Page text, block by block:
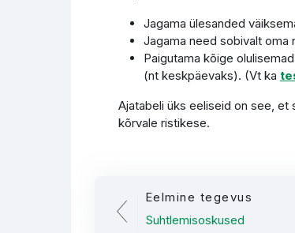
Jagama ülesanded
Jagama need sobivalt oma
Paigutama kõige
(nt keskpäevaks). (Vt ka
Ajatabeli üks eeliseid on see, et
kõrvale ristikese.
Eelmine tegevus
Suhtlemisoskused